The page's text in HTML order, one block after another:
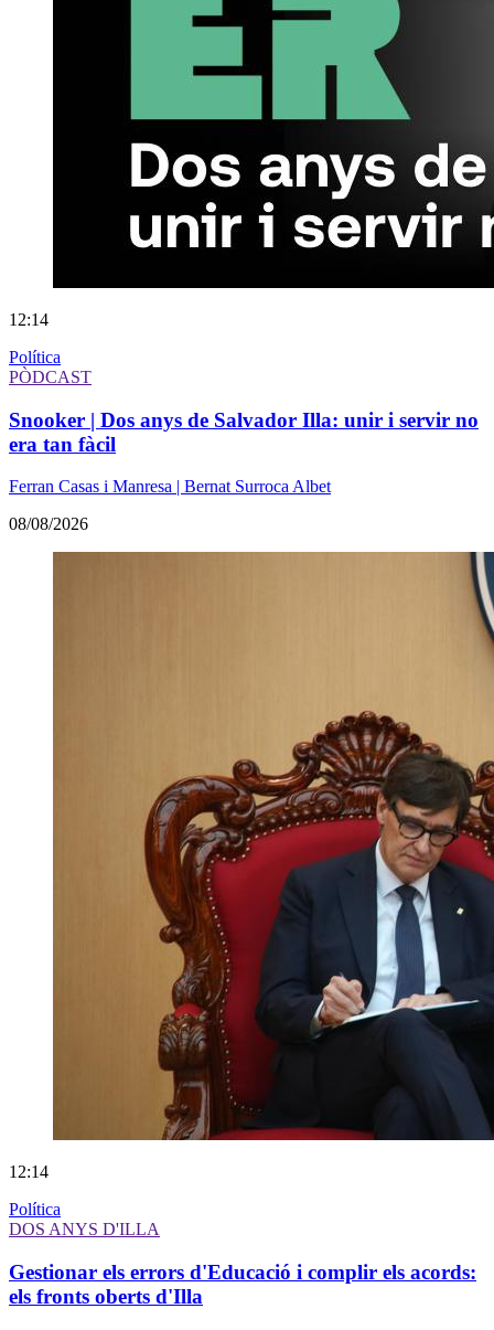
12:14
Política
PÒDCAST
Snooker | Dos anys de Salvador Illa: unir i servir no
era tan fàcil
Ferran Casas i Manresa | Bernat Surroca Albet
08/08/2026
12:14
Política
DOS ANYS D'ILLA
Gestionar els errors d'Educació i complir els acords:
els fronts oberts d'Illa